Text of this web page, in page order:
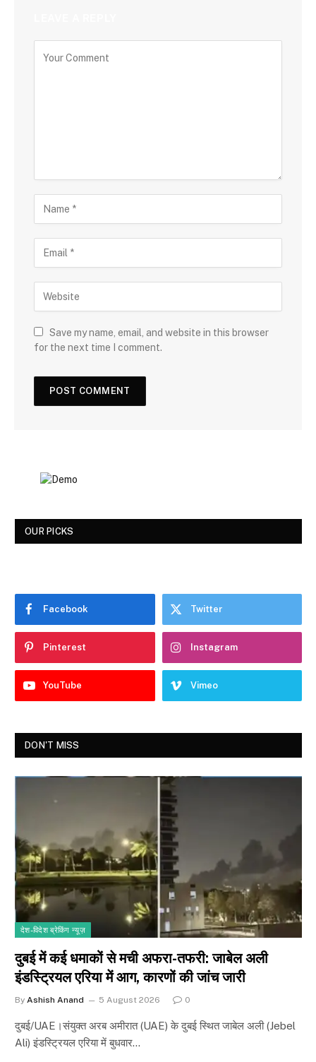
Save my name, email, and website in this browser
for the next time I comment.
OUR PICKS
Facebook Twitter
Pinterest Instagram
YouTube Vimeo
DON'T MISS
देश-विदेश ब्रेकिंग न्यूज़
दुबई में कई धमाकों से मची अफरा-तफरी: जाबेल अली
इंडस्ट्रियल एरिया में आग, कारणों की जांच जारी
By Ashish Anand 5 August 2026 0
दुबई/UAE।संयुक्त अरब अमीरात (UAE) के दुबई स्थित जाबेल अली (Jebel
Ali) इंडस्ट्रियल एरिया में बुधवार…